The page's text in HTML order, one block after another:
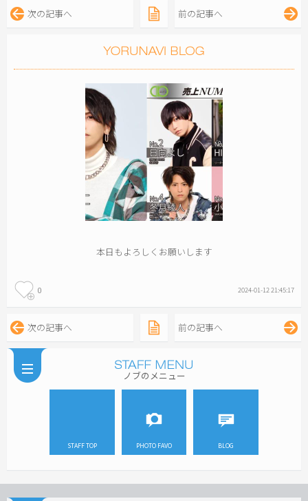
次の記事へ 前の記事へ
本日もよろしくお願いします
0 2024-01-12 21:45:17
次の記事へ 前の記事へ
ノブのメニュー
STAFF TOP PHOTO FAVO BLOG